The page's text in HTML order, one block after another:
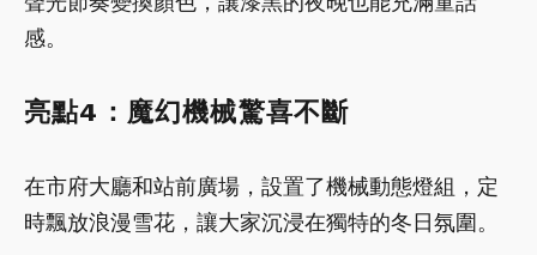
感。
亮點4：魔幻機械驚喜不斷
在市府大廳和站前廣場，設置了機械動態燈組，定
時飄放浪漫雪花，讓大家沉浸在獨特的冬日氛圍。